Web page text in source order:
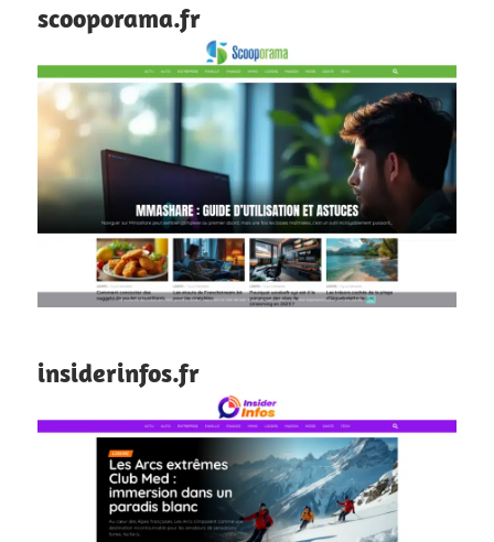
scooporama.fr
insiderinfos.fr